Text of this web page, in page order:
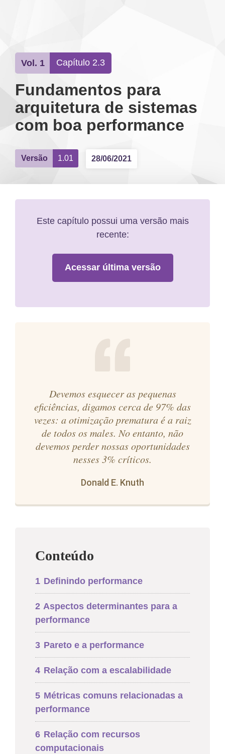
Vol. 1 Capítulo 2.3
Fundamentos para
arquitetura de sistemas
com boa performance
Versão 1.01 28/06/2021
Este capítulo possui uma versão mais
recente:
Acessar última versão
Devemos esquecer as pequenas
eficiências, digamos cerca de 97% das
vezes: a otimização prematura é a raiz
de todos os males. No entanto, não
devemos perder nossas oportunidades
nesses 3% críticos.
Donald E. Knuth
Conteúdo
1 Definindo performance
2 Aspectos determinantes para a
performance
3 Pareto e a performance
4 Relação com a escalabilidade
5 Métricas comuns relacionadas a
performance
6 Relação com recursos
computacionais